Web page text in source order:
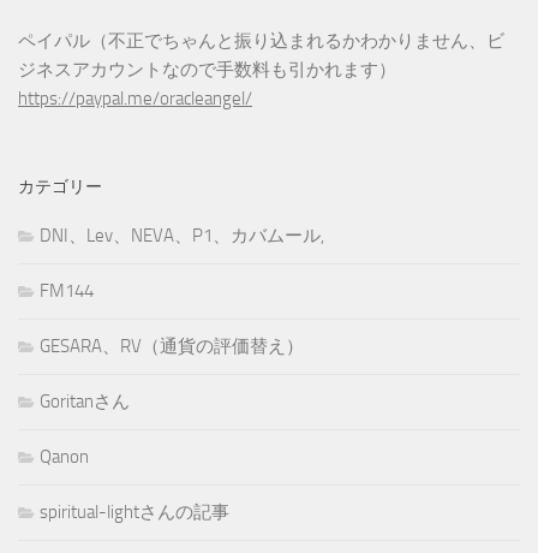
ペイパル（不正でちゃんと振り込まれるかわかりません、ビ
ジネスアカウントなので手数料も引かれます）
https://paypal.me/oracleangel/
カテゴリー
DNI、Lev、NEVA、P1、カバムール,
FM144
GESARA、RV（通貨の評価替え）
Goritanさん
Qanon
spiritual-lightさんの記事